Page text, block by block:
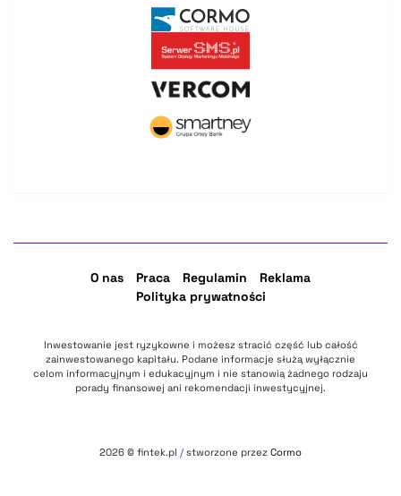
O nas Praca Regulamin
Reklama
Polityka prywatności
Inwestowanie jest ryzykowne i możesz stracić część lub całość
zainwestowanego kapitału. Podane informacje służą wyłącznie
celom informacyjnym i edukacyjnym i nie stanowią żadnego rodzaju
porady finansowej ani rekomendacji inwestycyjnej.
2026 © fintek.pl / stworzone przez Cormo